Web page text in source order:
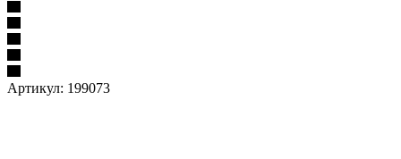
Артикул: 199073